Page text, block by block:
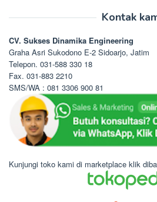
Kontak
CV. Sukses Dinamika Engineering
Graha Asri Sukodono E-2 Sidoarjo, Jatim
Telepon. 031-588 330 18
Fax. 031-883 2210
SMS/WA : 081 3306 900 81
Kunjungi toko kami di marketplace klik